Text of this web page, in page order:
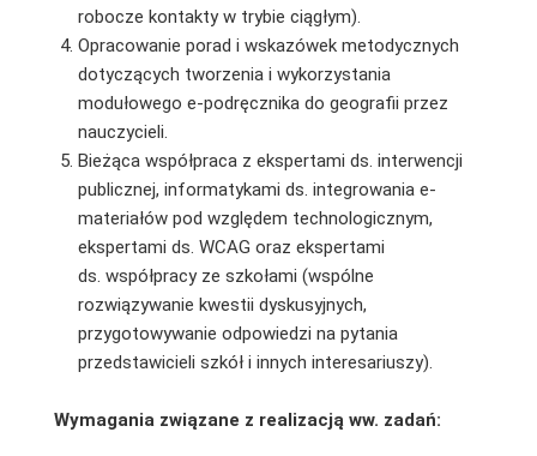
robocze kontakty w trybie ciągłym).
Opracowanie porad i wskazówek metodycznych
dotyczących tworzenia i wykorzystania
modułowego e-podręcznika do geografii przez
nauczycieli.
Bieżąca współpraca z ekspertami ds. interwencji
publicznej, informatykami ds. integrowania e-
materiałów pod względem technologicznym,
ekspertami ds. WCAG oraz ekspertami
ds. współpracy ze szkołami (wspólne
rozwiązywanie kwestii dyskusyjnych,
przygotowywanie odpowiedzi na pytania
przedstawicieli szkół i innych interesariuszy).
Wymagania związane z realizacją ww. zadań: